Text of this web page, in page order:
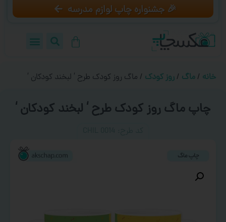
🎉 جشنواره چاپ لوازم مدرسه
خانه / ماگ / روز کودک / ماگ روز کودک طرح ‘ لبخند کودکان ‘
چاپ ماگ روز کودک طرح ‘ لبخند کودکان ‘